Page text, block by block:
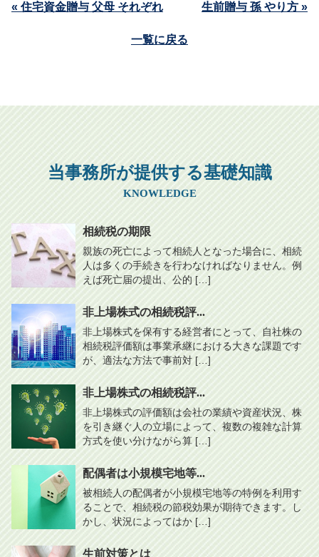
« 住宅資金贈与 父母 それぞれ 生前贈与 孫 やり方 »
一覧に戻る
当事務所が提供する基礎知識
KNOWLEDGE
相続税の期限
親族の死亡によって相続人となった場合に、相続
人は多くの手続きを行わなければなりません。例
えば死亡届の提出、公的 […]
非上場株式の相続税評...
非上場株式を保有する経営者にとって、自社株の
相続税評価額は事業承継における大きな課題です
が、適法な方法で事前対 […]
非上場株式の相続税評...
非上場株式の評価額は会社の業績や資産状況、株
を引き継ぐ人の立場によって、複数の複雑な計算
方式を使い分けながら算 […]
配偶者は小規模宅地等...
被相続人の配偶者が小規模宅地等の特例を利用す
ることで、相続税の節税効果が期待できます。し
かし、状況によってはか […]
生前対策とは